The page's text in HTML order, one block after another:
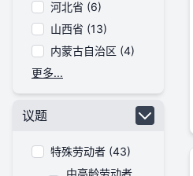
河北省 (6)
山西省 (13)
内蒙古自治区 (4)
更多...
议题
特殊劳动者 (43)
中高龄劳动者